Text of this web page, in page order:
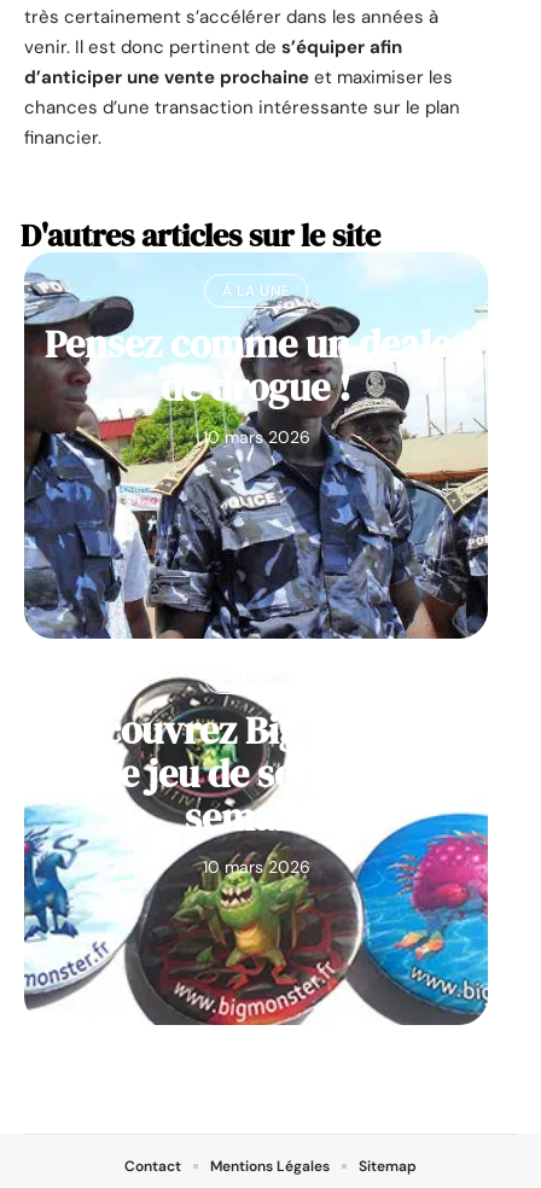
très certainement s’accélérer dans les années à
venir. Il est donc pertinent de s’équiper afin
d’anticiper une vente prochaine et maximiser les
chances d’une transaction intéressante sur le plan
financier.
D'autres articles sur le site
À LA UNE
Pensez comme un dealer
de drogue !
10 mars 2026
Découvrez Big Monster,
notre jeu de société de la
semaine
10 mars 2026
Contact Mentions Légales Sitemap